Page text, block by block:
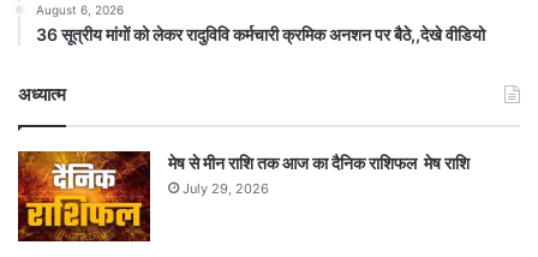
August 6, 2026
36 सूत्रीय मांगों को लेकर रादुविवि कर्मचारी क्रमिक अनशन पर बैठे,,देखे वीडियो
अध्यात्म
मेष से मीन राशि तक आज का दैनिक राशिफल मेष राशि
July 29, 2026